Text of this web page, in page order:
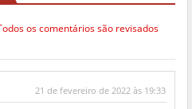
os comentários são revisados
21 de fevereiro de 2022 às 19:33